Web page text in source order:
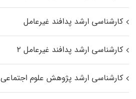
کارشناسی ارشد پدافند غیرعامل
کارشناسی ارشد پدافند غیرعامل ۲
کارشناسی ارشد پژوهش علوم اجتماعی